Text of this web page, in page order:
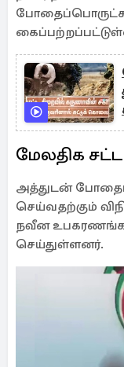
மேலதிக
அத்துடன்
செய்வதற்கும்
நவீன
செய்துள்ளனர்.